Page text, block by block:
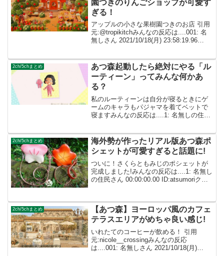
園つきのりんごショップが可愛す
ぎる！
アップルの小さな果樹園つきのお店 引用
元:@tropikitchみんなの反応は....001: 名
無しさん 2021/10/18(月) 23:58:19.96
2ch/5chまとめ
あつ森起動したら絶対にやる「ル
ーティーン」ってみんな何かあ
る？
私のルーティーンは自分が寝るときにゲ
ームのキャラもパジャマを着てベットで
寝ますみんなの反応は....1: 名無しの住民
いと逆に気になるｗ 1:...
2ch/5chまとめ
海外勢が作ったリアル版あつ森ポ
シェットが可愛すぎると話題に!
ついに！さくらともみじのポシェットが
完成しました!みんなの反応は....1: 名無し
の住民さん 00:00:00.00 ID:atsumoriクオ
ID...
2ch/5chまとめ
【あつ森】ヨーロッパ風のカフェ
テラスエリアがめちゃ良い感じ!
いれたてのコーヒーが飲める！ 引用
元:nicole__crossingみんなの反応
は....001: 名無しさん 2021/10/18(月)